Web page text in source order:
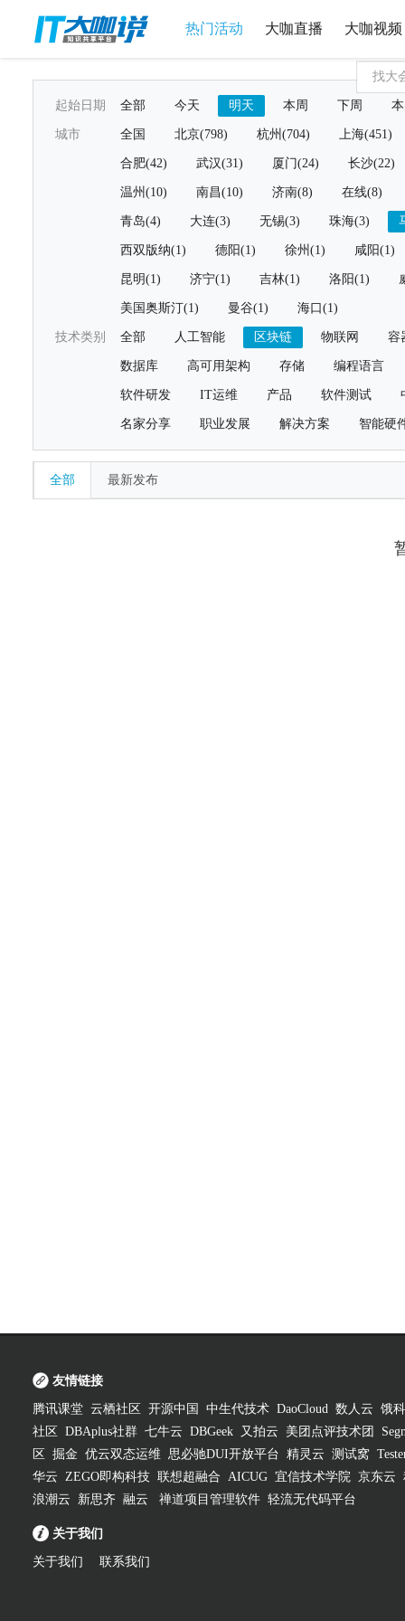
热门活动 大咖直播 大咖视频
起始日期 全部 今天 明天 本周 下周
城市 全国 北京(798) 杭州(704) 上海(451)
合肥(42) 武汉(31) 厦门(24) 长沙(22)
温州(10) 南昌(10) 济南(8) 在线(8)
青岛(4) 大连(3) 无锡(3) 珠海(3)
西双版纳(1) 德阳(1) 徐州(1) 咸阳(1)
昆明(1) 济宁(1) 吉林(1) 洛阳(1)
美国奥斯汀(1) 曼谷(1) 海口(1)
技术类别 全部 人工智能 区块链 物联网 容
数据库 高可用架构 存储 编程语言
软件研发 IT运维 产品 软件测试
名家分享 职业发展 解决方案 智能硬
全部 最新发布
友情链接
腾讯课堂 云栖社区 开源中国 中生代技术 DaoCloud 数人云 饿
社区
DBAplus社群 七牛云 DBGeek 又拍云 美团点评技术团
区
掘金 优云双态运维 思必驰DUI开放平台 精灵云 测试窝
华云 ZEGO即构科技 联想超融合 AICUG 宜信技术学院 京东云
浪潮云
新思齐 融云 禅道项目管理软件 轻流无代码平台
关于我们
关于我们 联系我们